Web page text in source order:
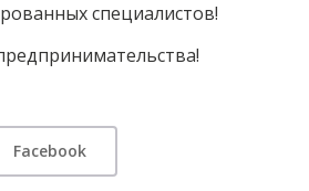
специалистов!
Facebook